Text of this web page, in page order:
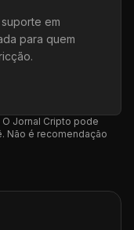
em
para quem
Jornal Cripto pode
Não é recomendação